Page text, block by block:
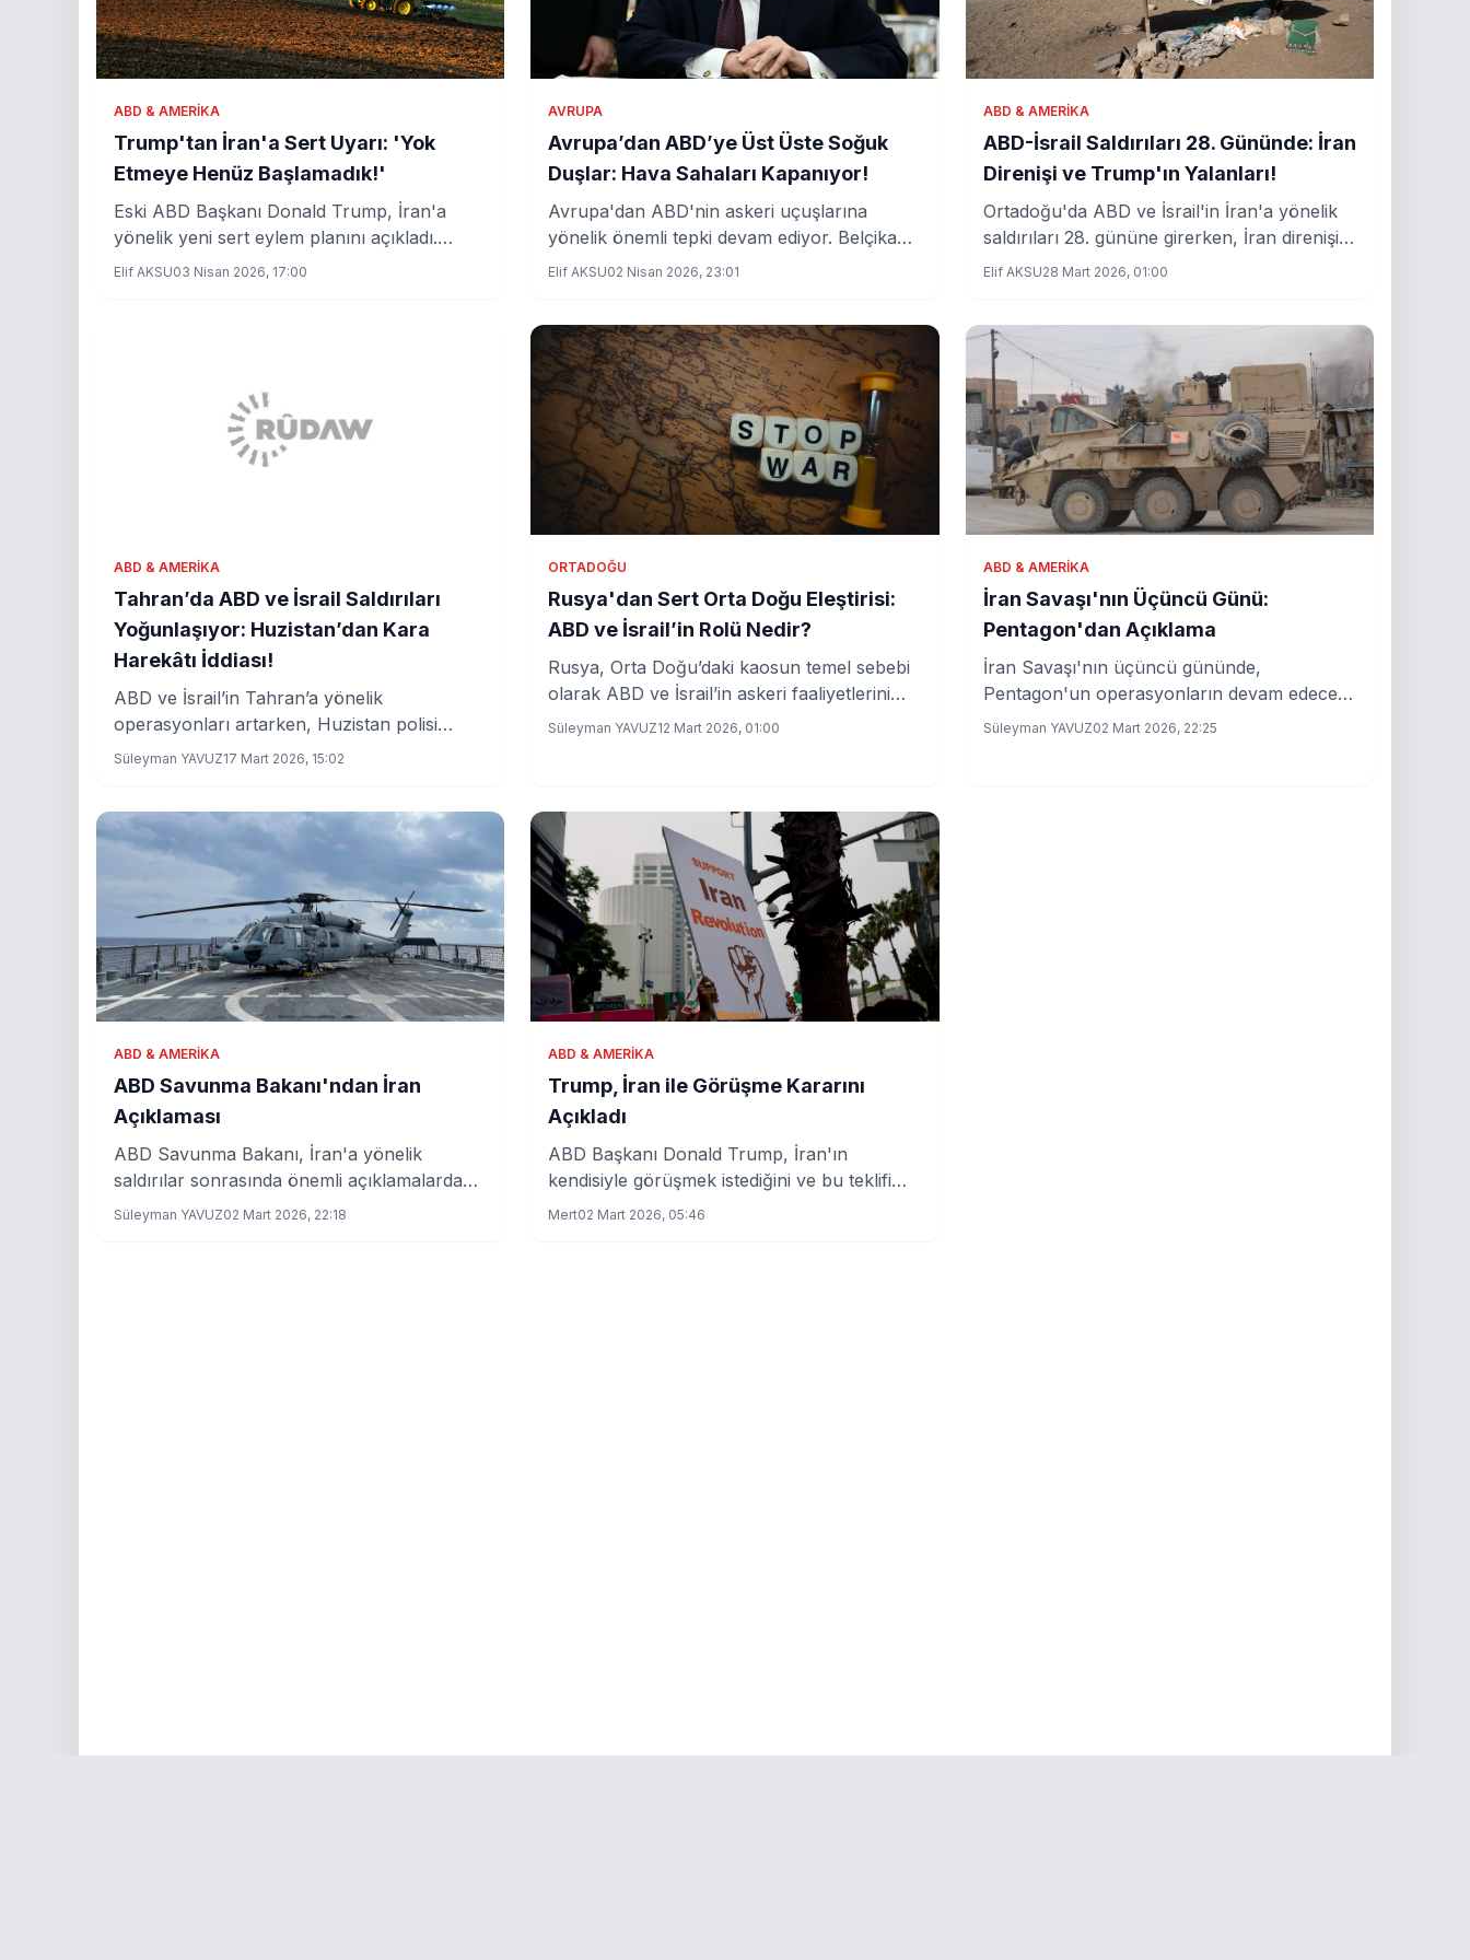
ABD & AMERIKA
Trump'tan İran'a Sert Uyarı: 'Yok
Etmeye Henüz Başlamadık!'
Eski ABD Başkanı Donald Trump, İran'a
yönelik yeni sert eylem planını açıkladı.
Trump, İran'daki hedeflerin köprüler ve
Elif AKSU03 Nisan 2026, 17:00
AVRUPA
Avrupa’dan ABD’ye Üst Üste Soğuk
Duşlar: Hava Sahaları Kapanıyor!
Avrupa'dan ABD'nin askeri uçuşlarına
yönelik önemli tepki devam ediyor. Belçika
hava sahasını açık tutarken, Avusturya
gerginliği artırıyor.
Elif AKSU02 Nisan 2026, 23:01
ABD & AMERIKA
ABD-İsrail Saldırıları 28. Gününde: İran
Direnişi ve Trump'ın Yalanları!
Ortadoğu'da ABD ve İsrail'in İran'a yönelik
saldırıları 28. gününe girerken, İran direnişini
sürdürüyor. Eski Başkan Trump ise
Elif AKSU28 Mart 2026, 01:00
ABD & AMERIKA
Tahran’da ABD ve İsrail Saldırıları
Yoğunlaşıyor: Huzistan’dan Kara
Harekâtı İddiası!
ABD ve İsrail’in Tahran’a yönelik
operasyonları artarken, Huzistan polisi
bölgede bir kara harekâtının planlandığını
Süleyman YAVUZ17 Mart 2026, 15:02
ORTADOĞU
Rusya'dan Sert Orta Doğu Eleştirisi:
ABD ve İsrail’in Rolü Nedir?
Rusya, Orta Doğu’daki kaosun temel sebebi
olarak ABD ve İsrail’in askeri faaliyetlerini
gösteriyor. Bölgedeki istikrarsızlık
Süleyman YAVUZ12 Mart 2026, 01:00
ABD & AMERIKA
İran Savaşı'nın Üçüncü Günü:
Pentagon'dan Açıklama
İran Savaşı'nın üçüncü gününde,
Pentagon'un operasyonların devam edeceği
yönündeki açıklamaları dikkat çekiyor. ABD
Süleyman YAVUZ02 Mart 2026, 22:25
ABD & AMERIKA
ABD Savunma Bakanı'ndan İran
Açıklaması
ABD Savunma Bakanı, İran'a yönelik
saldırılar sonrasında önemli açıklamalarda
bulundu. Bakan, İran'ın askeri kapasitesinin
Süleyman YAVUZ02 Mart 2026, 22:18
ABD & AMERIKA
Trump, İran ile Görüşme Kararını
Açıkladı
ABD Başkanı Donald Trump, İran'ın
kendisiyle görüşmek istediğini ve bu teklifi
kabul ettiğini duyurdu. Ayrıca, İran'a yönelik
Mert02 Mart 2026, 05:46